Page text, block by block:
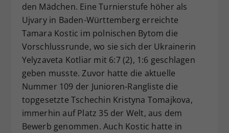
den Mädchen. Eine Turnierstufe höher als
Ujvary in Baden-Württemberg erreichte
Tamara Kostic im polnischen Bytom die
Vorschlussrunde, wo sie sich der Ukrainerin
Yelyzaveta Kotliar mit 6:7 (2), 1:6 geschlagen
geben musste. Zuvor hatte die aktuelle
Nummer 109 der Junioren-Rangliste die
topgesetzte Tschechin Kristyna Tomajkova,
immerhin auf Platz 35 der Welt, aus dem
Bewerb genommen. Auch Kostic hatte in